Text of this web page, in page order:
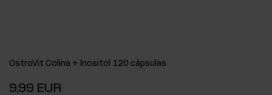
OstroVit Colina + Inositol 120 cápsulas
9,99 EUR